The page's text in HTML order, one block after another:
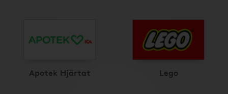
Apotek Hjärtat Lego